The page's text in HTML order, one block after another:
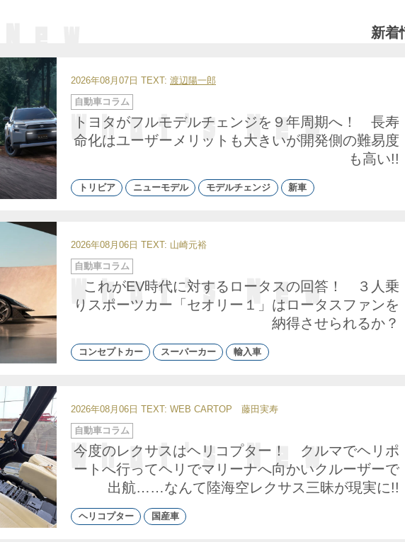
新着
2026年08月07日 TEXT: 渡辺陽一郎
トヨタがフルモデルチェンジを９年周期へ！ 長寿
命化はユーザーメリットも大きいが開発側の難易度
も高い!!
カ
テ
ゴ
ー
自動車コラム
トリビア ニューモデル モデルチェンジ 新車
2026年08月06日 TEXT: 山崎元裕
これがEV時代に対するロータスの回答！ ３人乗
りスポーツカー「セオリー１」はロータスファンを
納得させられるか？
カ
テ
自動車コラム
コンセプトカー スーパーカー 輸入車
2026年08月06日 TEXT: WEB CARTOP 藤田実寿
今度のレクサスはヘリコプター！ クルマでヘリポ
ートへ行ってヘリでマリーナへ向かいクルーザーで
出航……なんて陸海空レクサス三昧が現実に!!
カ
テ
ゴ
リ
自動車コラム
ヘリコプター 国産車